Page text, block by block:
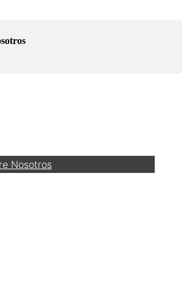
Nosotros